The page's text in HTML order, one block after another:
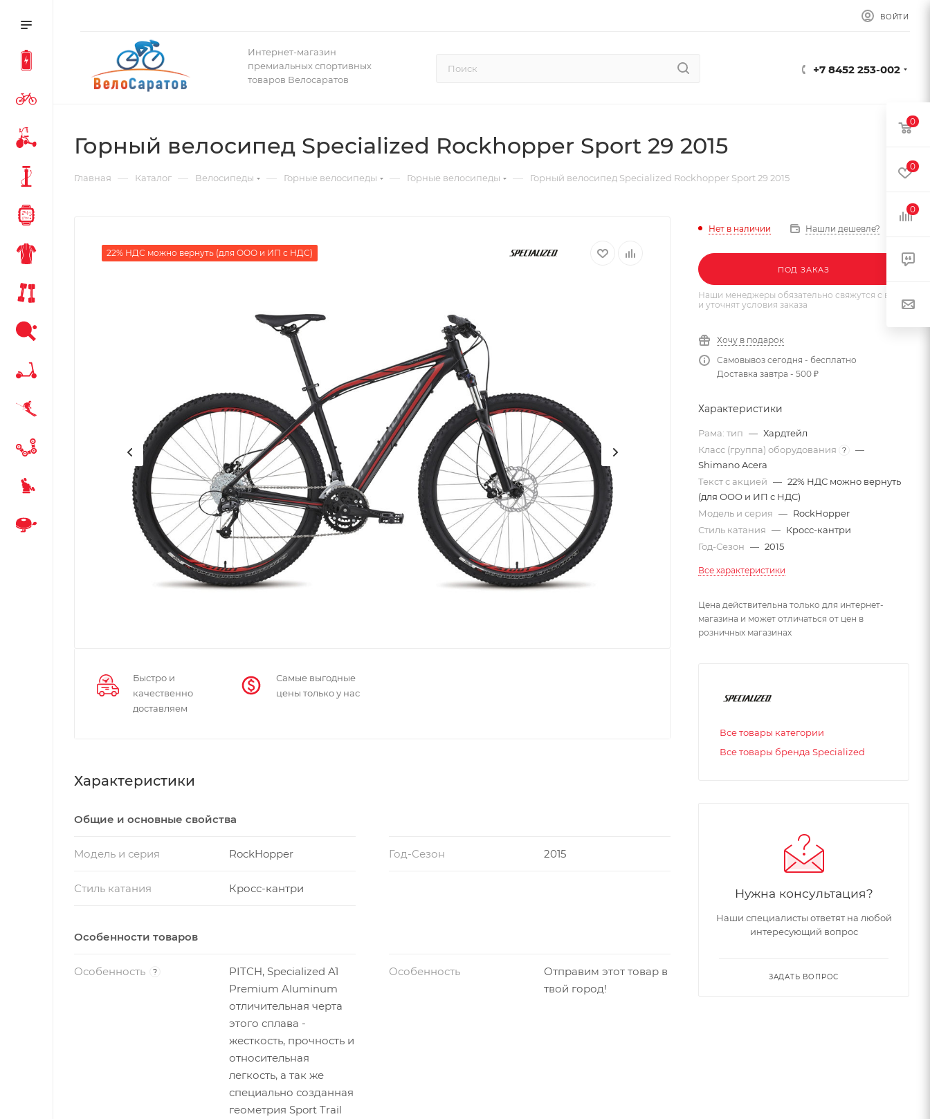
ВОЙТИ
Интернет-магазин
премиальных спортивных
товаров Велосаратов
+7 8452 253-002
Горный велосипед Specialized Rockhopper Sport 29 2015
Главная — Каталог — Велосипеды — Горные велосипеды — Горные велосипеды — Горный велосипед Specialized Rockhopper Sport 29 2015
22% НДС можно вернуть (для ООО и ИП с НДС)
Быстро и
качественно
доставляем
Самые выгодные
цены только у нас
Характеристики
Общие и основные свойства
Модель и серия RockHopper Год-Сезон 2015
Стиль катания Кросс-кантри
Особенности товаров
Особенность ?
PITCH, Specialized A1
Premium Aluminum
отличительная черта
этого сплава -
жесткость, прочность и
относительная
легкость, а так же
специально созданная
геометрия Sport Trail
Особенность
Отправим этот товар в
твой город!
Нет в наличии Нашли дешевле?
ПОД ЗАКАЗ
Наши менеджеры обязательно свяжутся с вами
и уточнят условия заказа
Хочу в подарок
Самовывоз сегодня - бесплатно
Доставка завтра - 500 ₽
Характеристики
Рама: тип — Хардтейл
Класс (группа) оборудования
?
—
Shimano Acera
Текст с акцией — 22% НДС можно вернуть
(для ООО и ИП с НДС)
Модель и серия — RockHopper
Стиль катания — Кросс-кантри
Год-Сезон — 2015
Все характеристики
Цена действительна только для интернет-
магазина и может отличаться от цен в
розничных магазинах
Все товары категории
Все товары бренда Specialized
Нужна консультация?
Наши специалисты ответят на любой
интересующий вопрос
ЗАДАТЬ ВОПРОС
0
0
0